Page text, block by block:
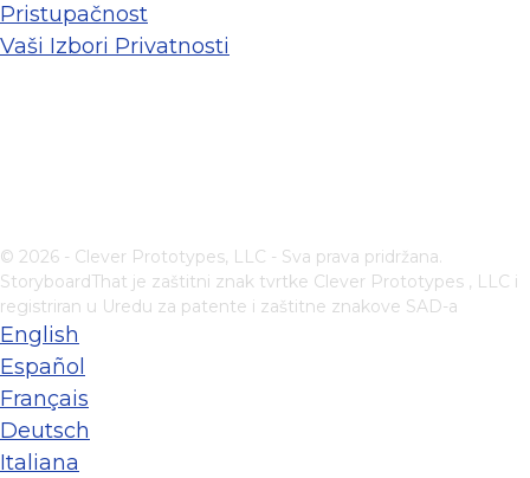
Pristupačnost
Vaši Izbori Privatnosti
© 2026 - Clever Prototypes, LLC - Sva prava pridržana.
StoryboardThat je zaštitni znak tvrtke Clever Prototypes , LLC i
registriran u Uredu za patente i zaštitne znakove SAD-a
English
Español
Français
Deutsch
Italiana